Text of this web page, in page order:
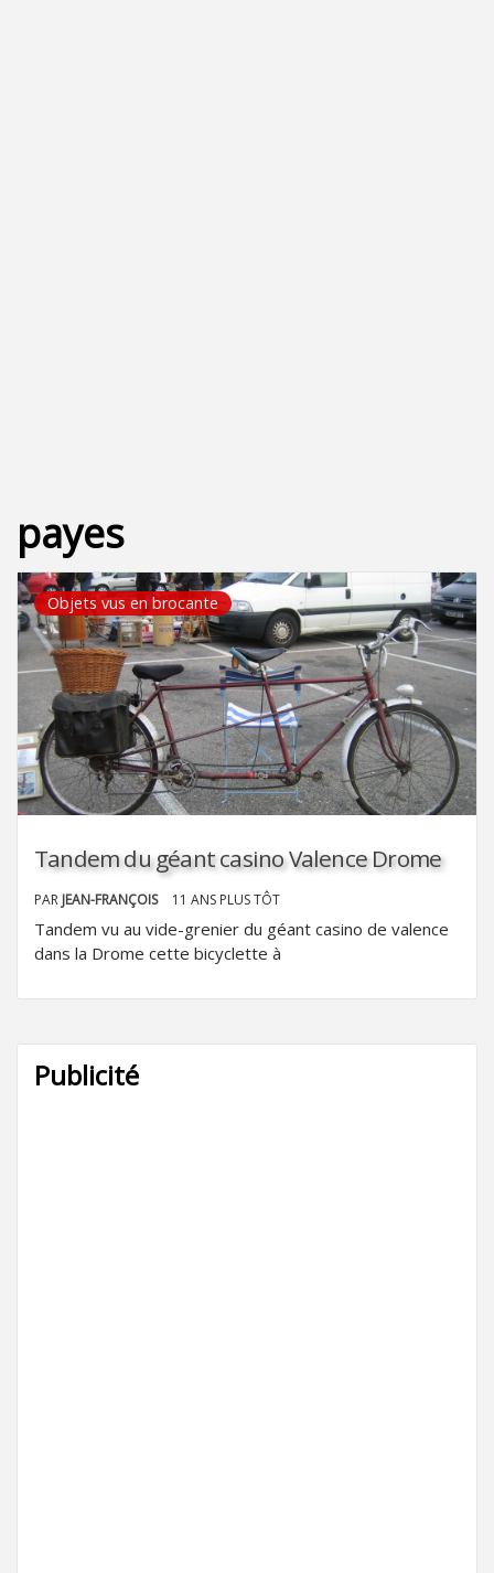
payes
Objets vus en brocante
Tandem du géant casino Valence Drome
PAR JEAN-FRANÇOIS 11 ANS PLUS TÔT
Tandem vu au vide-grenier du géant casino de valence
dans la Drome cette bicyclette à
Publicité